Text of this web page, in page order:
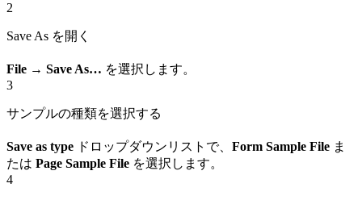
2
Save As を開く
File → Save As… を選択します。
3
サンプルの種類を選択する
Save as type ドロップダウンリストで、 Form Sample File ま
たは Page Sample File を選択します。
4